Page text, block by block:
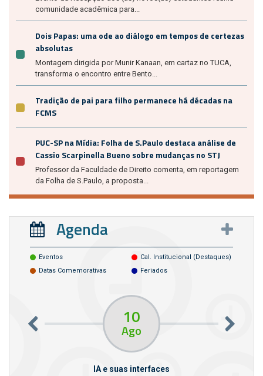
comunidade acadêmica para...
Dois Papas: uma ode ao diálogo em tempos de certezas
absolutas
Montagem dirigida por Munir Kanaan, em cartaz no TUCA,
transforma o encontro entre Bento...
Tradição de pai para filho permanece há décadas na
FCMS
PUC-SP na Mídia: Folha de S.Paulo destaca análise de
Cassio Scarpinella Bueno sobre mudanças no STJ
Professor da Faculdade de Direito comenta, em reportagem
da Folha de S.Paulo, a proposta...
Agenda
Eventos
Cal. Institucional (destaques)
Datas Comemorativas
Feriados
10
Ago
IA e suas interfaces